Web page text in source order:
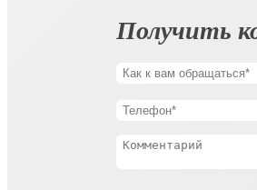
Получить